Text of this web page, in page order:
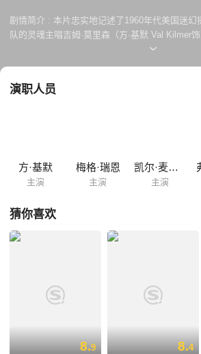
剧情简介 : 本片忠实地记述了1960年代美国迷
队的灵魂主唱吉姆·莫里森（方·基默 Val Kilmer
一生。 在电影学校，莫里森结识了喜欢弹钢琴的
雷格。不久，大门乐队因《Light My Fire》一跃
演职人员
方·基默
主演
梅格·瑞恩
主演
凯尔·麦克拉克伦
主演
猜你喜欢
8.9 8.4